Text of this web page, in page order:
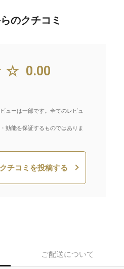
のクチコミ
0.00
ューは一部です。全てのレビュ
効能を保証するものではありま
チコミを投稿する
ご配送について